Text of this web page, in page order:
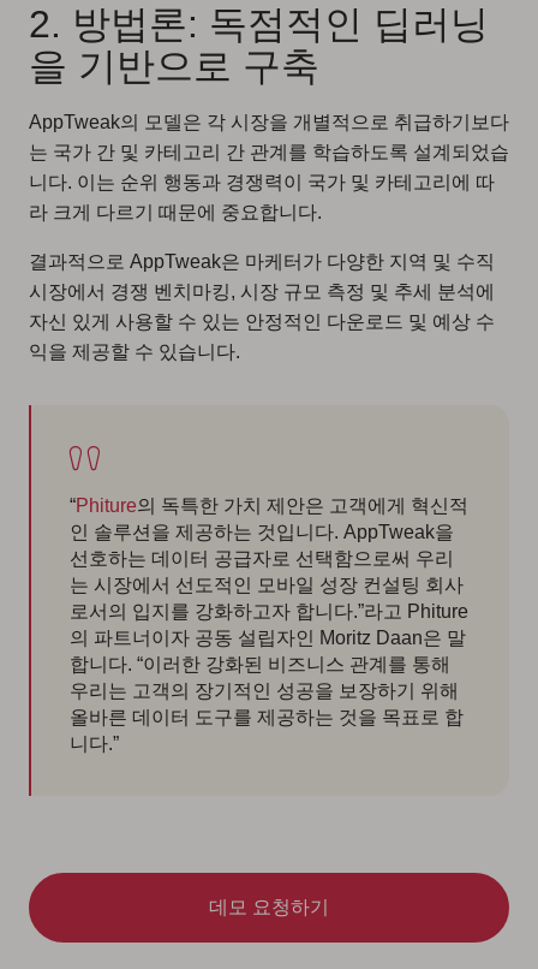
2. 방법론: 독점적인 딥러닝
을 기반으로 구축
AppTweak의 모델은 각 시장을 개별적으로 취급하기보다
는 국가 간 및 카테고리 간 관계를 학습하도록 설계되었습
니다. 이는 순위 행동과 경쟁력이 국가 및 카테고리에 따
라 크게 다르기 때문에 중요합니다.
결과적으로 AppTweak은 마케터가 다양한 지역 및 수직
시장에서 경쟁 벤치마킹, 시장 규모 측정 및 추세 분석에
자신 있게 사용할 수 있는 안정적인 다운로드 및 예상 수
익을 제공할 수 있습니다.
“Phiture의 독특한 가치 제안은 고객에게 혁신적
인 솔루션을 제공하는 것입니다. AppTweak을
선호하는 데이터 공급자로 선택함으로써 우리
는 시장에서 선도적인 모바일 성장 컨설팅 회사
로서의 입지를 강화하고자 합니다.”라고 Phiture
의 파트너이자 공동 설립자인 Moritz Daan은 말
합니다. “이러한 강화된 비즈니스 관계를 통해
우리는 고객의 장기적인 성공을 보장하기 위해
올바른 데이터 도구를 제공하는 것을 목표로 합
니다.”
데모 요청하기